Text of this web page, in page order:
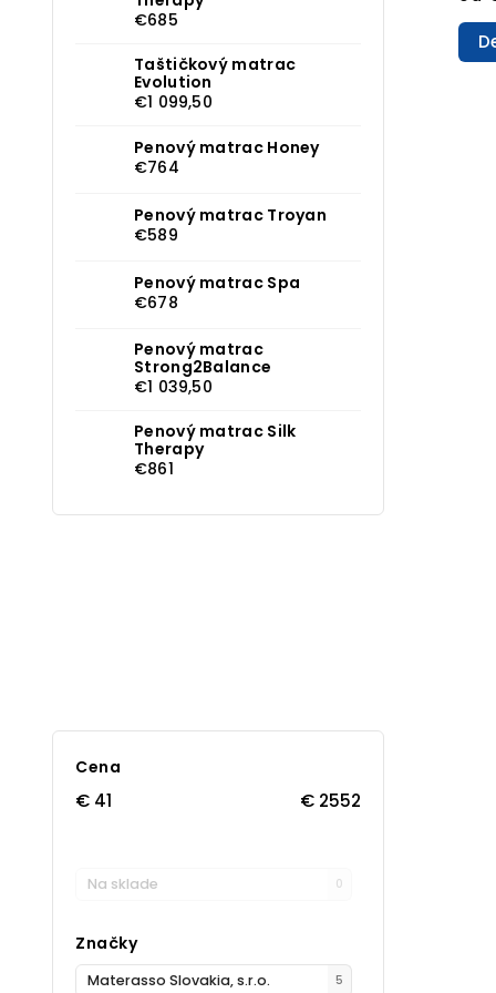
€685
Taštičkový matrac
Evolution
€1 099,50
Penový matrac Honey
€764
Penový matrac Troyan
€589
Penový matrac Spa
€678
Penový matrac
Strong2Balance
€1 039,50
Penový matrac Silk
Therapy
€861
Cena
€ 41 € 2552
Na sklade 0
Značky
Materasso Slovakia, s.r.o. 5